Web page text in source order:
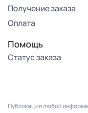
Получение заказа
Оплата
Помощь
Статус заказа
Публикация любой